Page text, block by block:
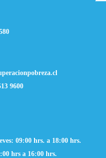
9600
09:00 hrs. a 18:00 hrs.
hrs a 16:00 hrs.